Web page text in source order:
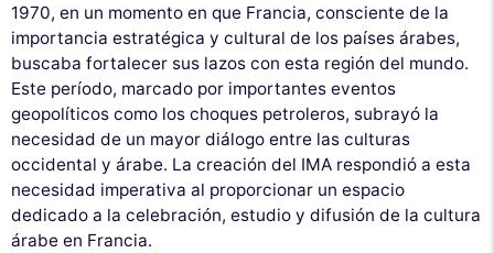
1970, en un momento en que Francia, consciente de la
importancia estratégica y cultural de los países árabes,
buscaba fortalecer sus lazos con esta región del mundo.
Este período, marcado por importantes eventos
geopolíticos como los choques petroleros, subrayó la
necesidad de un mayor diálogo entre las culturas
occidental y árabe. La creación del IMA respondió a esta
necesidad imperativa al proporcionar un espacio
dedicado a la celebración, estudio y difusión de la cultura
árabe en Francia.